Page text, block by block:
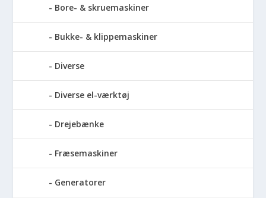
Bore- & skruemaskiner
Bukke- & klippemaskiner
Diverse
Diverse el-værktøj
Drejebænke
Fræsemaskiner
Generatorer